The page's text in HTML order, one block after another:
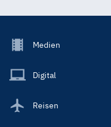
Footer
Main
Medien
Digital
Reisen